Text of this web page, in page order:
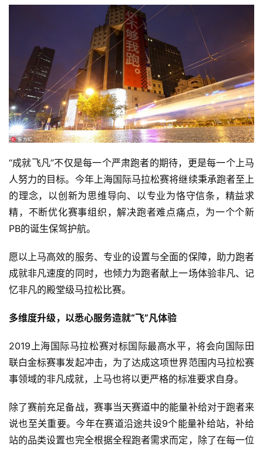
比
赛
观
装
备
训
练
“成就飞凡”不仅是每一个严肃跑者的期待，更是每一个上马
人努力的目标。今年上海国际马拉松赛将继续秉承跑者至上
的理念，以创新为思维导向、以专业为恪守信条，精益求
精，不断优化赛事组织，解决跑者难点痛点，为一个个新
PB的诞生保驾护航。
愿以上马高效的服务、专业的设置与全面的保障，助力跑者
成就非凡速度的同时，也倾力为跑者献上一场体验非凡、记
忆非凡的殿堂级马拉松比赛。
多维度升级，以悉心服务造就“飞”凡体验
2019上海国际马拉松赛对标国际最高水平，将会向国际田
联白金标赛事发起冲击，为了达成这项世界范围内马拉松赛
事领域的非凡成就，上马也将以更严格的标准要求自身。
除了赛前充足备战，赛事当天赛道中的能量补给对于跑者来
说也至关重要。今年在赛道沿途共设9个能量补给站，补给
站的品类设置也完全根据全程跑者需求而定，除了在每一位